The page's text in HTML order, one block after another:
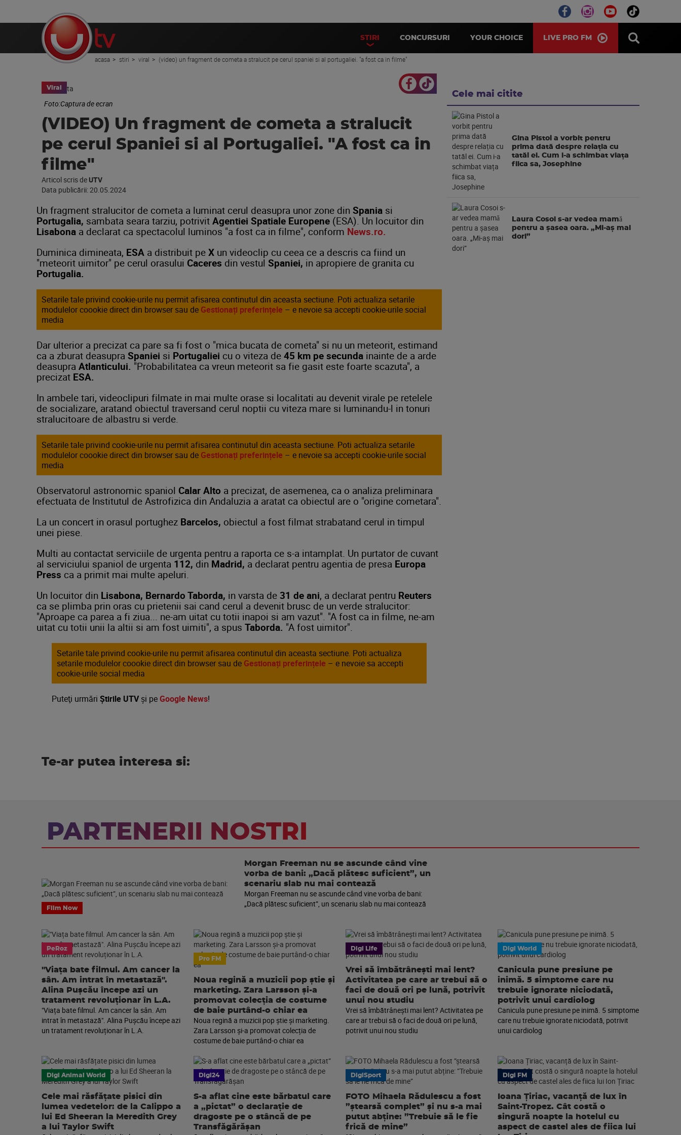
STIRI CONCURSURI YOUR CHOICE LIVE PRO FM
acasa stiri viral (video) un fragment de cometa a stralucit pe cerul spaniei si al portugaliei. "a fost ca in filme"
Viral
Foto:Captura de ecran
(VIDEO) Un fragment de cometa a stralucit
pe cerul Spaniei si al Portugaliei. "A fost ca in
filme"
Articol scris de UTV
Data publicării:20.05.2024
Un fragment stralucitor de cometa a luminat cerul deasupra unor zone din Spania si
Portugalia, sambata seara tarziu, potrivit Agentiei Spatiale Europene (ESA). Un locuitor din
Lisabona a declarat ca spectacolul luminos "a fost ca in filme", conform News.ro.
Duminica dimineata, ESA a distribuit pe X un videoclip cu ceea ce a descris ca fiind un
"meteorit uimitor" pe cerul orasului Caceres din vestul Spaniei, in apropiere de granita cu
Portugalia.
Setarile tale privind cookie-urile nu permit afisarea continutul din aceasta sectiune. Poti actualiza setarile
modulelor coookie direct din browser sau de Gestionați preferințele – e nevoie sa accepti cookie-urile social
media
Dar ulterior a precizat ca pare sa fi fost o "mica bucata de cometa" si nu un meteorit, estimand
ca a zburat deasupra Spaniei si Portugaliei cu o viteza de 45 km pe secunda inainte de a arde
deasupra Atlanticului. "Probabilitatea ca vreun meteorit sa fie gasit este foarte scazuta", a
precizat ESA.
In ambele tari, videoclipuri filmate in mai multe orase si localitati au devenit virale pe retelele
de socializare, aratand obiectul traversand cerul noptii cu viteza mare si luminandu-l in tonuri
stralucitoare de albastru si verde.
Setarile tale privind cookie-urile nu permit afisarea continutul din aceasta sectiune. Poti actualiza setarile
modulelor coookie direct din browser sau de Gestionați preferințele – e nevoie sa accepti cookie-urile social
media
Observatorul astronomic spaniol Calar Alto a precizat, de asemenea, ca o analiza preliminara
efectuata de Institutul de Astrofizica din Andaluzia a aratat ca obiectul are o "origine cometara".
La un concert in orasul portughez Barcelos, obiectul a fost filmat strabatand cerul in timpul
unei piese.
Multi au contactat serviciile de urgenta pentru a raporta ce s-a intamplat. Un purtator de cuvant
al serviciului spaniol de urgenta 112, din Madrid, a declarat pentru agentia de presa Europa
Press ca a primit mai multe apeluri.
Un locuitor din Lisabona, Bernardo Taborda, in varsta de 31 de ani, a declarat pentru Reuters
ca se plimba prin oras cu prietenii sai cand cerul a devenit brusc de un verde stralucitor:
"Aproape ca parea a fi ziua... ne-am uitat cu totii inapoi si am vazut". "A fost ca in filme, ne-am
uitat cu totii unii la altii si am fost uimiti", a spus Taborda. "A fost uimitor".
Setarile tale privind cookie-urile nu permit afisarea continutul din aceasta sectiune. Poti actualiza
setarile modulelor coookie direct din browser sau de Gestionați preferințele – e nevoie sa accepti
cookie-urile social media
Puteţi urmări Știrile UTVşi peGoogle News!
Cele mai citite
Gina Pistol a vorbit pentru
prima dată despre relația cu
tatăl ei. Cum i-a schimbat viața
fiica sa, Josephine
Laura Cosoi s-ar vedea mamǎ
pentru a şasea oara. „Mi-aș mai
dori”
Te-ar putea interesa si:
PARTENERII NOSTRI
Film Now
Morgan Freeman nu se ascunde când vine
vorba de bani: „Dacă plătesc suficient”, un
scenariu slab nu mai contează
Morgan Freeman nu se ascunde când vine vorba de bani:
„Dacă plătesc suficient”, un scenariu slab nu mai contează
PeRoz
"Viața bate filmul. Am cancer la
sân. Am intrat în metastază".
Alina Pușcău începe azi un
tratament revoluționar în L.A.
"Viața bate filmul. Am cancer la sân. Am
intrat în metastază". Alina Pușcău începe azi
un tratament revoluționar în L.A.
Pro FM
Noua regină a muzicii pop știe și
marketing. Zara Larsson și-a
promovat colecția de costume
de baie purtând-o chiar ea
Noua regină a muzicii pop știe și marketing.
Zara Larsson și-a promovat colecția de
costume de baie purtând-o chiar ea
Digi Life
Vrei să îmbătrânești mai lent?
Activitatea pe care ar trebui să o
faci de două ori pe lună, potrivit
unui nou studiu
Vrei să îmbătrânești mai lent? Activitatea pe
care ar trebui să o faci de două ori pe lună,
potrivit unui nou studiu
Digi World
Canicula pune presiune pe
inimă. 5 simptome care nu
trebuie ignorate niciodată,
potrivit unui cardiolog
Canicula pune presiune pe inimă. 5 simptome
care nu trebuie ignorate niciodată, potrivit
unui cardiolog
Digi Animal World
Cele mai răsfățate pisici din
lumea vedetelor: de la Calippo a
lui Ed Sheeran la Meredith Grey
a lui Taylor Swift
Digi24
S-a aflat cine este bărbatul care
a „pictat” o declarație de
dragoste pe o stâncă de pe
Transfăgărășan
DigiSport
FOTO Mihaela Rădulescu a fost
”ștearsă complet” și nu s-a mai
putut abține: ”Trebuie să le fie
frică de mine”
Digi FM
Ioana Țiriac, vacanță de lux în
Saint-Tropez. Cât costă o
singură noapte la hotelul cu
aspect de castel ales de fiica lui